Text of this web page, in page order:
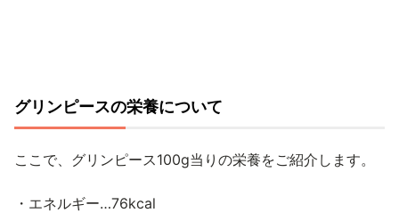
グリンピースの栄養について
ここで、グリンピース100g当りの栄養をご紹介します。
・エネルギー…76kcal